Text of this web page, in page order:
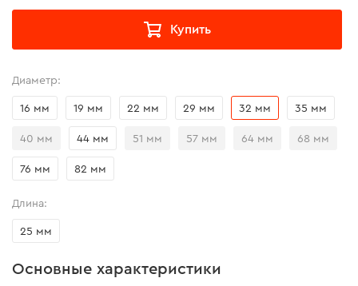
Купить
Диаметр:
16 мм 19 мм 22 мм 29 мм 32 мм 35 мм
40 мм 44 мм 51 мм 57 мм 64 мм 68 мм
76 мм 82 мм
Длина:
25 мм
Основные характеристики